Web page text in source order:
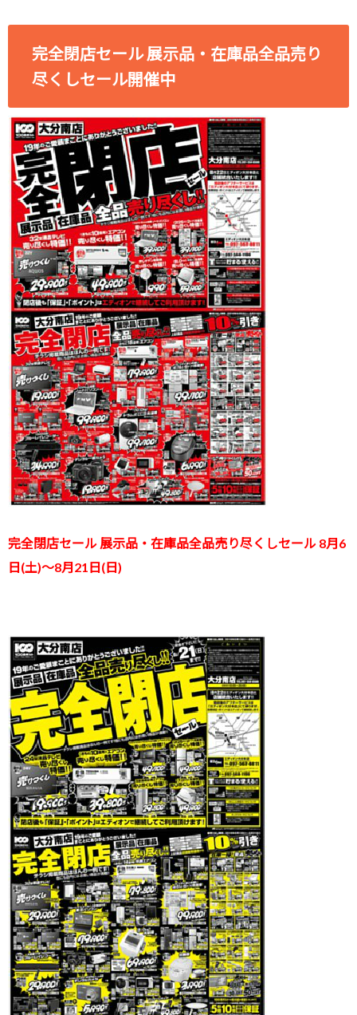
完全閉店セール 展示品・在庫品全品売り
尽くしセール開催中
完全閉店セール 展示品・在庫品全品売り尽くしセール 8月6
日(土)～8月21日(日)